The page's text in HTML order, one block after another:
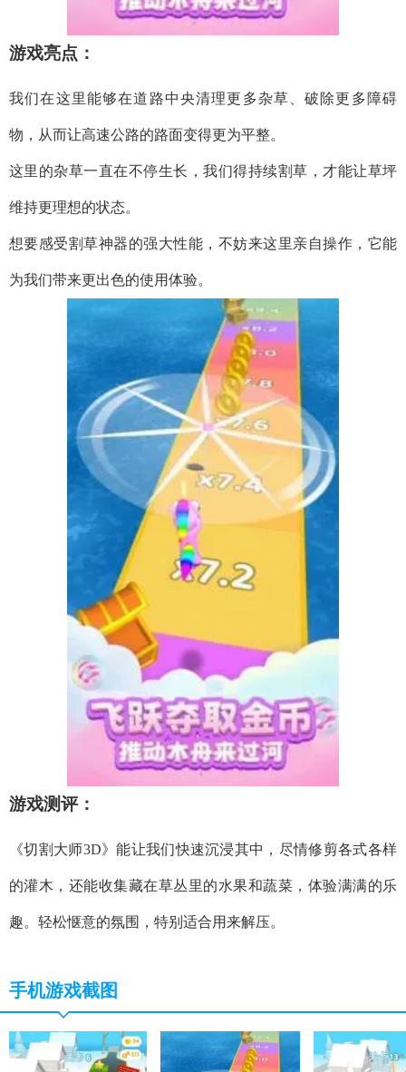
游戏亮点：
我们在这里能够在道路中央清理更多杂草、破除更多障碍
物，从而让高速公路的路面变得更为平整。
这里的杂草一直在不停生长，我们得持续割草，才能让草坪
维持更理想的状态。
想要感受割草神器的强大性能，不妨来这里亲自操作，它能
为我们带来更出色的使用体验。
游戏测评：
《切割大师3D》能让我们快速沉浸其中，尽情修剪各式各样
的灌木，还能收集藏在草丛里的水果和蔬菜，体验满满的乐
趣。轻松惬意的氛围，特别适合用来解压。
手机游戏截图